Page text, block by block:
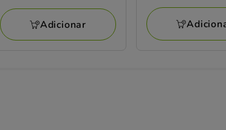
40.81€
Adicionar
79.57€